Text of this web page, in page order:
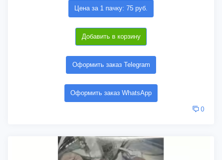
Цена за 1 пачку: 75 руб.
Добавить в корзину
Оформить заказ Telegram
Оформить заказ WhatsApp
0